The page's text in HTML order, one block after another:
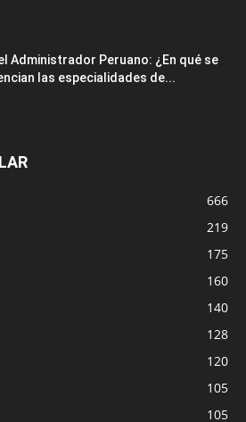
Administrador Peruano: ¿En qué se
las especialidades de...
666
219
175
160
140
128
120
105
105